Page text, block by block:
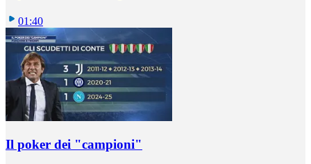
01:40
Il poker dei "campioni"